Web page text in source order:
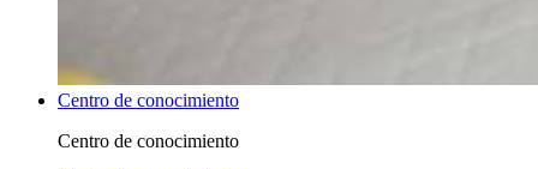
Centro de conocimiento
Centro de conocimiento